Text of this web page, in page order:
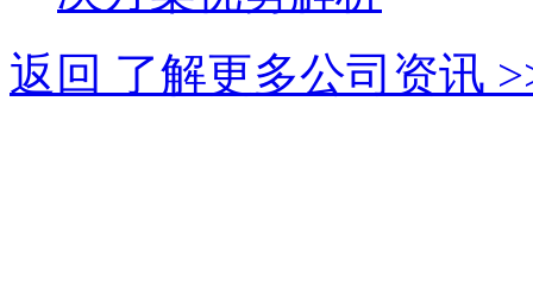
返回 了解更多公司资讯